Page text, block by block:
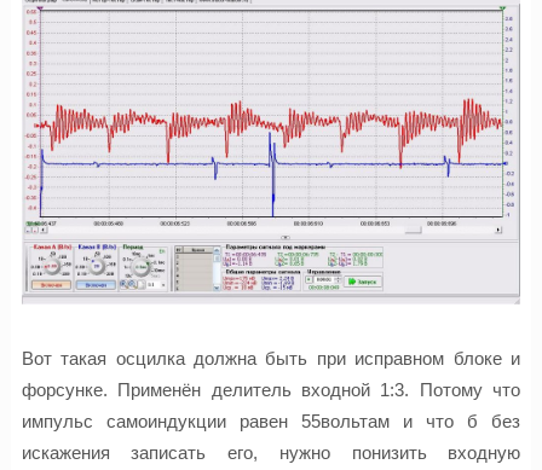
Вот такая осцилка должна быть при исправном блоке и
форсунке. Применён делитель входной 1:3. Потому что
импульс самоиндукции равен 55вольтам и что б без
искажения записать его, нужно понизить входную